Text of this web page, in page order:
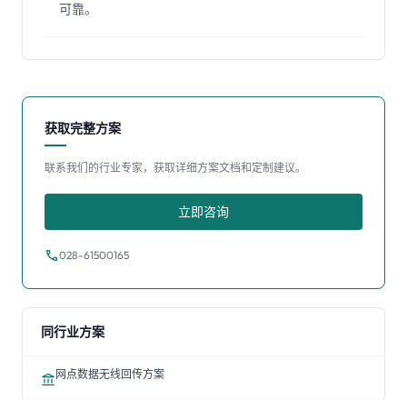
可靠。
获取完整方案
联系我们的行业专家，获取详细方案文档和定制建议。
立即咨询
call028-61500165
同行业方案
account_balance 网点数据无线回传方案